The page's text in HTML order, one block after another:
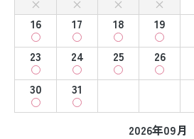
16
17 18 19
23
24 25 26
30
31
2026年09月